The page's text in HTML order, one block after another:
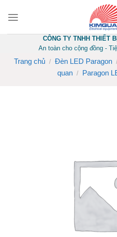
CÔNG TY TNHH THIẾT
An toàn cho cộng đồng -
Trang chủ / Đèn LED Paragon
quan / Paragon